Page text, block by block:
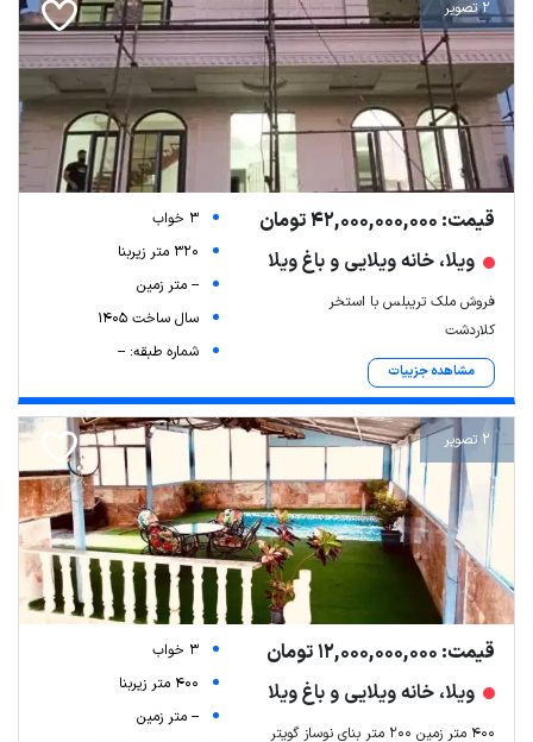
2 تصویر
قیمت: 42,000,000,000 تومان
ویلا، خانه ویلایی و باغ ویلا
فروش ملک تریبلس با استخر
کلاردشت
مشاهده جزییات
3 خواب
320 متر زیربنا
-- متر زمین
سال ساخت 1405
شماره طبقه: --
2 تصویر
قیمت: 12,000,000,000 تومان
ویلا، خانه ویلایی و باغ ویلا
۴۰۰ متر زمین ۲۰۰ متر بنای نوساز گویتر
3 خواب
400 متر زیربنا
-- متر زمین